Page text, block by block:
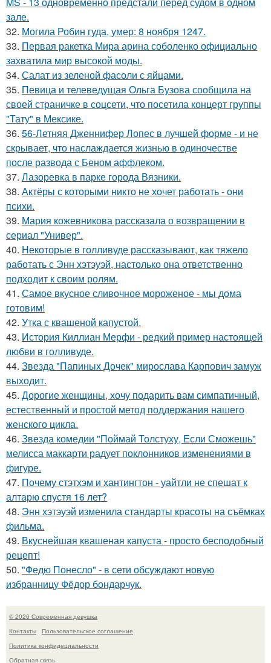
зале.
32. Могила Робин гуда, умер: 8 ноября 1247.
33. Первая ракетка Мира арина соболенко официально
захватила мир высокой моды.
34. Салат из зеленой фасоли с яйцами.
35. Певица и телеведущая Ольга Бузова сообщила на
своей страничке в соцсети, что посетила концерт группы
"Тату" в Мексике.
36. 56-Летняя Дженнифер Лопес в лучшей форме - и не
скрывает, что наслаждается жизнью в одиночестве
после развода с Беном аффлеком.
37. Лазоревка в парке города Вязники.
38. Актёры с которыми никто не хочет работать - они
психи.
39. Мария кожевникова рассказала о возвращении в
сериал "Универ".
40. Некоторые в голливуде рассказывают, как тяжело
работать с Энн хэтэуэй, настолько она ответственно
подходит к своим ролям.
41. Самое вкусное сливочное мороженое - мы дома
готовим!
42. Утка с квашеной капустой.
43. История Киллиан Мерфи - редкий пример настоящей
любви в голливуде.
44. Звезда "Папиных Дочек" мирослава Карпович замуж
выходит.
45. Дорогие женщины, хочу подарить вам симпатичный,
естественный и простой метод поддержания нашего
женского цикла.
46. Звезда комедии "Поймай Толстуху, Если Сможешь"
мелисса маккарти радует поклонников изменениями в
фигуре.
47. Почему стэтхэм и хантингтон - уайтли не спешат к
алтарю спустя 16 лет?
48. Энн хэтэуэй изменила стандарты красоты на съёмках
фильма.
49. Вкуснейшая квашеная капуста - просто бесподобный
рецепт!
50. "Федю Понесло" - в сети обсуждают новую
избранницу Фёдор бондарчук.
© 2026 Современная девушка
Контакты
Пользовательское соглашение
Политика конфидециальности
Обратная связь